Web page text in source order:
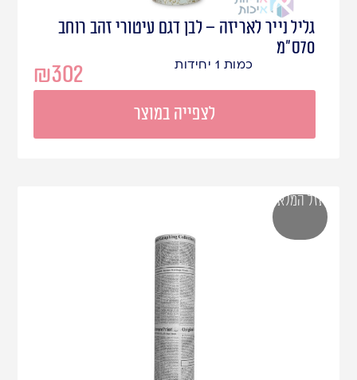
גליל נייר לאריזה – לבן דגם עיטורי זהב רוחב
70ס"מ
₪302 כמות 1 יחידות
לצפייה במוצר
אזל המלאי